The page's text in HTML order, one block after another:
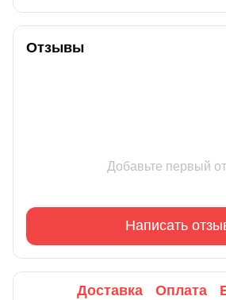
Отзывы
Добавьте первый
Написать
Доставка Оплата